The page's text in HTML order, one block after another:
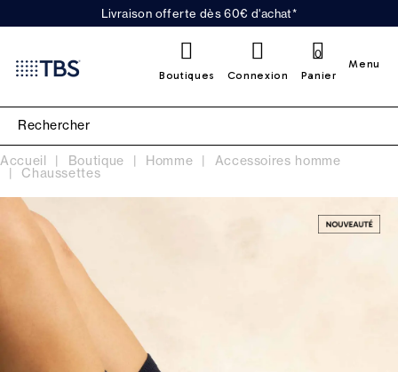
Livraison offerte dès 60€ d'achat*
Boutiques Connexion Panier
0
Menu
Accueil Boutique Homme Accessoires homme
Chaussettes